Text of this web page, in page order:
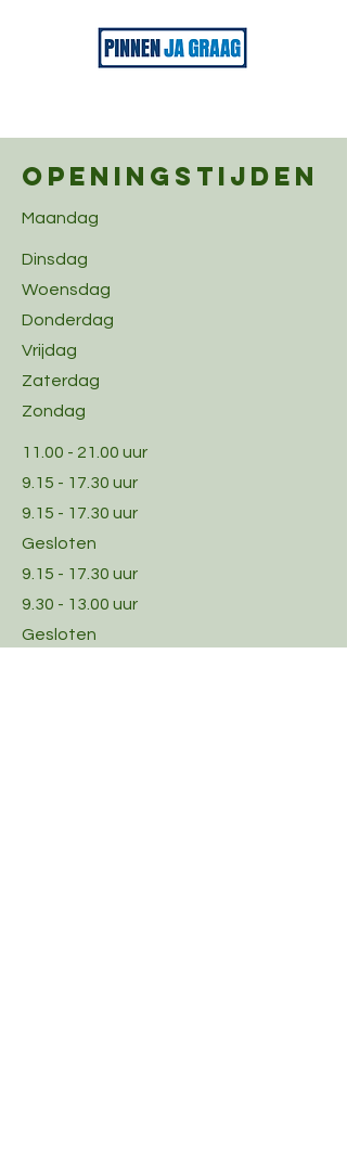
Openingstijden
Maandag
Dinsdag
Woensdag
Donderdag
Vrijdag
Zaterdag
Zondag
11.00 - 21.00 uur
9.15 - 17.30 uur
9.15 - 17.30 uur
Gesloten
9.15 - 17.30 uur
9.30 - 13.00 uur
Gesloten